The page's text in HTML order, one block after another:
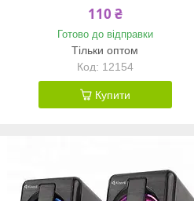
110 ₴
Готово до відправки
Тільки оптом
12154
Купити